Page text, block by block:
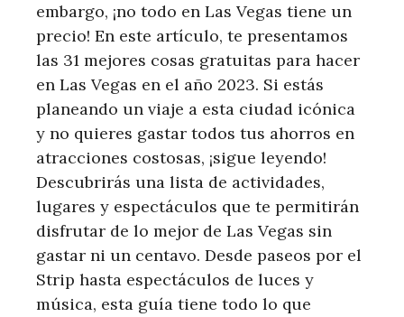
embargo, ¡no todo en Las Vegas tiene un
precio! En este artículo, te presentamos
las 31 mejores cosas gratuitas para hacer
en Las Vegas en el año 2023. Si estás
planeando un viaje a esta ciudad icónica
y no quieres gastar todos tus ahorros en
atracciones costosas, ¡sigue leyendo!
Descubrirás una lista de actividades,
lugares y espectáculos que te permitirán
disfrutar de lo mejor de Las Vegas sin
gastar ni un centavo. Desde paseos por el
Strip hasta espectáculos de luces y
música, esta guía tiene todo lo que